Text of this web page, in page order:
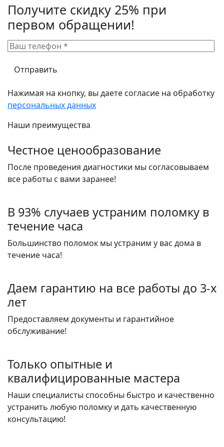
Получите скидку 25% при
первом обращении!
Нажимая на кнопку, вы даете согласие на обработку
персональных данных
Наши преимущества
Честное ценообразование
После проведения диагностики мы согласовываем
все работы с вами заранее!
В 93% случаев устраним поломку в
течение часа
Большинство поломок мы устраним у вас дома в
течение часа!
Даем гарантию на все работы до 3-х
лет
Предоставляем документы и гарантийное
обслуживание!
Только опытные и
квалифицированные мастера
Наши специалисты способны быстро и качественно
устранить любую поломку и дать качественную
консультацию!